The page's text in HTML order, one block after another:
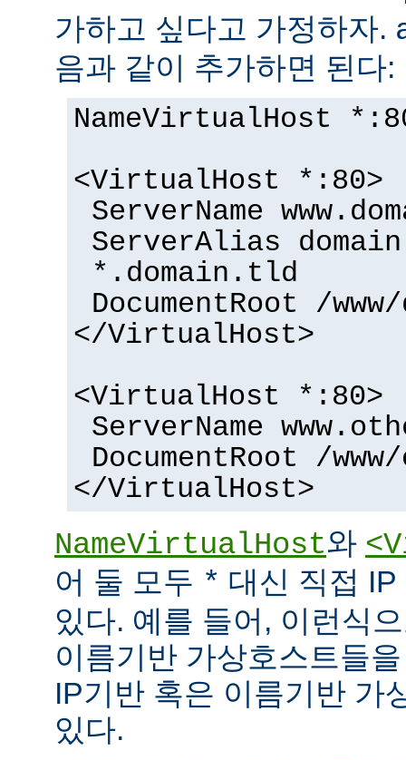
가하고 싶다고 가정하자.
음과 같이 추가하면 된다:
NameVirtualHost
<VirtualHost *:80>
ServerName
ServerAlias
*.domain.tld
DocumentRoot /
</VirtualHost>
<VirtualHost *:80>
ServerName
DocumentRoot /
</VirtualHost>
NameVirtualHost와
어 둘 모두 * 대신 직접
있다. 예를 들어, 이런식
이름기반 가상호스트들
IP기반 혹은 이름기반 가
있다.